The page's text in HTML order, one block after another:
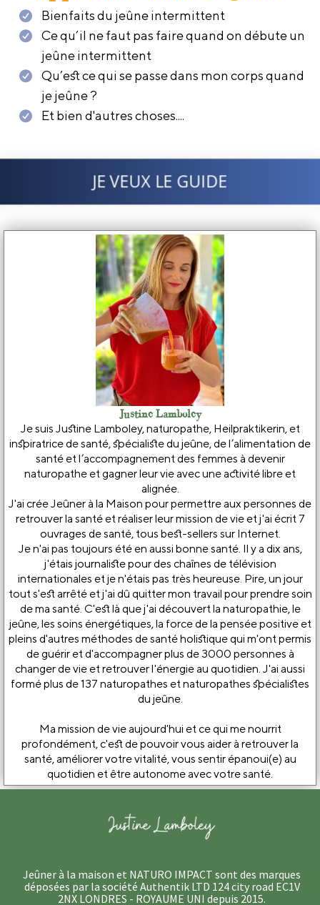
Bienfaits du jeûne intermittent
Ce qu’il ne faut pas faire quand on débute un
jeûne intermittent
Qu’est ce qui se passe dans mon corps quand
je jeûne ?
Et bien d'autres choses....
JE VEUX LE GUIDE
Justine Lamboley
Je suis Justine Lamboley, naturopathe, Heilpraktikerin, et
inspiratrice de santé, spécialiste du jeûne, de l’alimentation de
santé et l’accompagnement des femmes à devenir
naturopathe et gagner leur vie avec une activité libre et
alignée.
J'ai crée Jeûner à la Maison pour permettre aux personnes de
retrouver la santé et réaliser leur mission de vie et j'ai écrit 7
ouvrages de santé, tous best-sellers sur Internet.
Je n'ai pas toujours été en aussi bonne santé. Il y a dix ans,
j'étais journaliste pour des chaînes de télévision
internationales et je n'étais pas très heureuse. Pire, un jour
tout s'est arrêté et j'ai dû quitter mon travail pour prendre soin
de ma santé. C'est là que j'ai découvert la naturopathie, le
jeûne, les soins énergétiques, la force de la pensée positive et
pleins d'autres méthodes de santé holistique qui m'ont permis
de guérir et d'accompagner plus de 3000 personnes à
changer de vie et retrouver l'énergie au quotidien. J'ai aussi
formé plus de 137 naturopathes et naturopathes spécialistes
du jeûne.
Ma mission de vie aujourd'hui et ce qui me nourrit
profondément, c'est de pouvoir vous aider à retrouver la
santé, améliorer votre vitalité, vous sentir épanoui(e) au
quotidien et être autonome avec votre santé.
Jeûner à la maison et NATURO IMPACT sont des marques
déposées par la société Authentik LTD 124 city road EC1V
2NX LONDRES - ROYAUME UNI depuis 2015.